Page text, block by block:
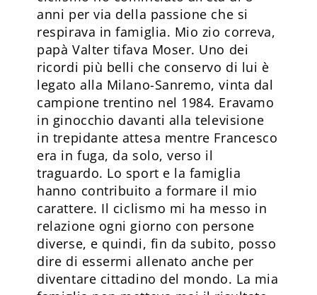
anni per via della passione che si
respirava in famiglia. Mio zio correva,
papà Valter tifava Moser. Uno dei
ricordi più belli che conservo di lui è
legato alla Milano-Sanremo, vinta dal
campione trentino nel 1984. Eravamo
in ginocchio davanti alla televisione
in trepidante attesa mentre Francesco
era in fuga, da solo, verso il
traguardo. Lo sport e la famiglia
hanno contribuito a formare il mio
carattere. Il ciclismo mi ha messo in
relazione ogni giorno con persone
diverse, e quindi, fin da subito, posso
dire di essermi allenato anche per
diventare cittadino del mondo. La mia